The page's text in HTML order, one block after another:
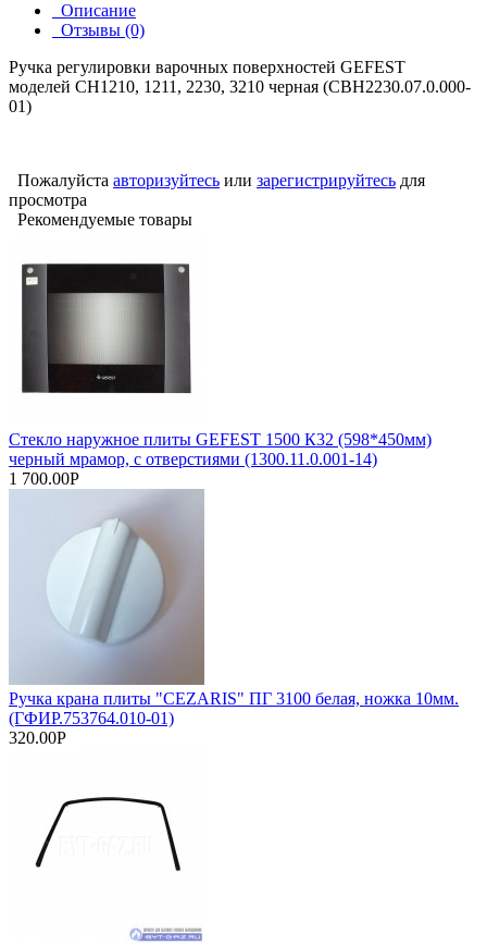
Описание
Отзывы (0)
Ручка регулировки варочных поверхностей GEFEST
моделей СН1210, 1211, 2230, 3210 черная (СВН2230.07.0.000-
01)
Пожалуйста авторизуйтесь или зарегистрируйтесь для
просмотра
Рекомендуемые товары
Стекло наружное плиты GEFEST 1500 К32 (598*450мм)
черный мрамор, с отверстиями (1300.11.0.001-14)
1 700.00Р
Ручка крана плиты "CEZARIS" ПГ 3100 белая, ножка 10мм.
(ГФИР.753764.010-01)
320.00Р